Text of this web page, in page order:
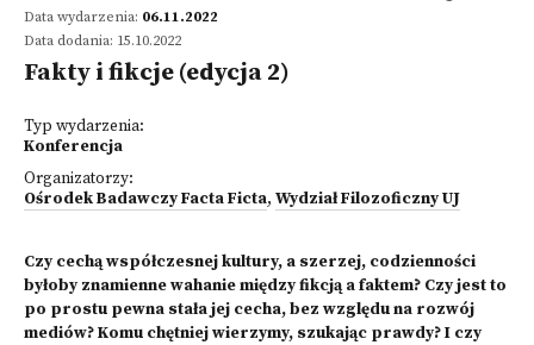
Data wydarzenia: 06.11.2022
Data dodania: 15.10.2022
Fakty i fikcje (edycja 2)
Typ wydarzenia:
Konferencja
Organizatorzy:
Ośrodek Badawczy Facta Ficta, Wydział Filozoficzny UJ
Czy cechą współczesnej kultury, a szerzej, codzienności
byłoby znamienne wahanie między fikcją a faktem? Czy jest to
po prostu pewna stała jej cecha, bez względu na rozwój
mediów? Komu chętniej wierzymy, szukając prawdy? I czy